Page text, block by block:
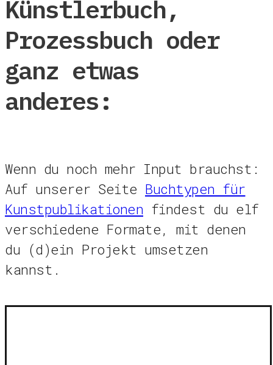
Künstlerbuch,
Prozessbuch oder
ganz etwas
anderes:
Wenn du noch mehr Input brauchst:
Auf unserer Seite Buchtypen für
Kunstpublikationen findest du elf
verschiedene Formate, mit denen
du (d)ein Projekt umsetzen
kannst.